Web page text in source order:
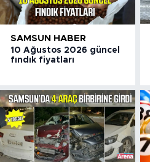
SAMSUN HABER
10 Ağustos 2026 güncel
fındık fiyatları